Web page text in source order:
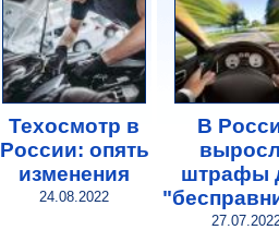
Техосмотр в
России: опять
изменения
24.08.2022
В
штрафы